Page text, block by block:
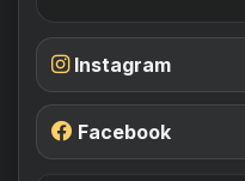
Instagram
Facebook